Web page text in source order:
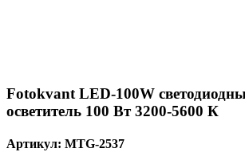
Fotokvant LED-100W
осветитель 100 Вт 3200-5600 К
Артикул: MTG-2537